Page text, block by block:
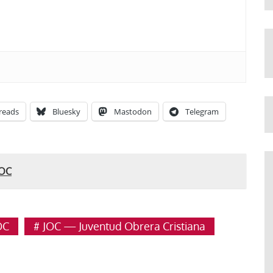
Bluesky Mastodon Telegram
JOC — Juventud Obrera Cristiana